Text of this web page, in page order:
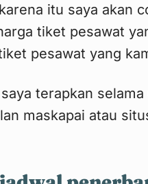
itu saya akan
tiket pesawat
pesawat yang
terapkan
maskapai atau